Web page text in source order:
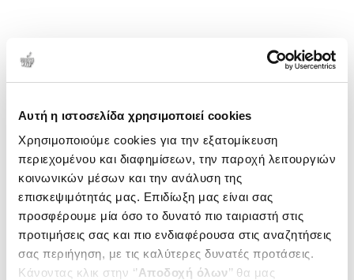
Αυτή η ιστοσελίδα χρησιμοποιεί cookies
Χρησιμοποιούμε cookies για την εξατομίκευση
περιεχομένου και διαφημίσεων, την παροχή λειτουργιών
κοινωνικών μέσων και την ανάλυση της
επισκεψιμότητάς μας. Επιδίωξη μας είναι σας
προσφέρουμε μία όσο το δυνατό πιο ταιριαστή στις
προτιμήσεις σας και πιο ενδιαφέρουσα στις αναζητήσεις
σας περιήγηση, με τις καλύτερες δυνατές προτάσεις.
Κάνοντας κλικ στην ‘’Αποδοχή όλων’’ θα μας